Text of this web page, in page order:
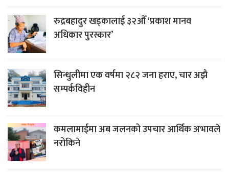
रुद्रबहादुर खड्कालाई ३२औँ ‘प्रकाश मानव
अधिकार पुरस्कार’
सिन्धुलीमा एक वर्षमा २८२ जना हराए, चार अझै
सम्पर्कविहीन
कमलामाईमा अब जलनको उपचार आर्थिक अभावले
नरोकिने